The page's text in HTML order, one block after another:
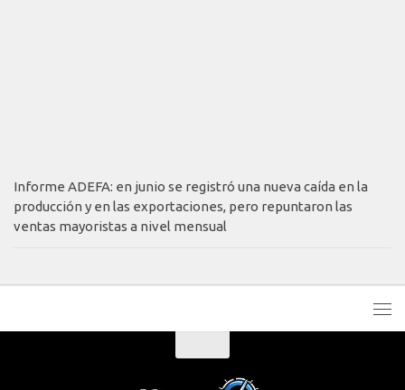
Informe ADEFA: en junio se registró una nueva caída en la
producción y en las exportaciones, pero repuntaron las
ventas mayoristas a nivel mensual